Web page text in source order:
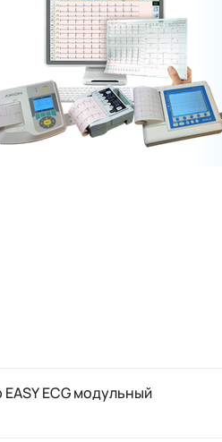
ECG модульный